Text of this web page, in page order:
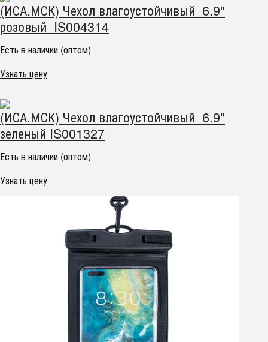
(ИСА.МСК) Чехол влагоустойчивый 6.9"
розовый IS004314
Есть в наличии (оптом)
Узнать цену
(ИСА.МСК) Чехол влагоустойчивый 6.9"
зеленый IS001327
Есть в наличии (оптом)
Узнать цену